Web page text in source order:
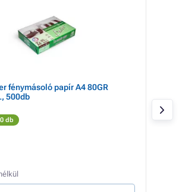
fénymásoló papír A4 80GR
500db
db